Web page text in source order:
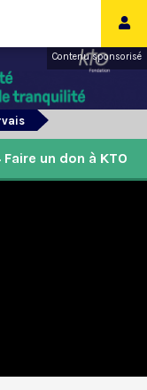
Contenu sponsorisé
Faire un don à KTO